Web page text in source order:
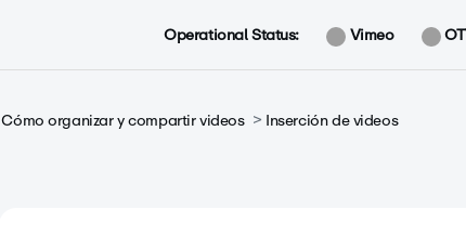
Operational Status: Vimeo
Cómo organizar y compartir videos Inserción de videos